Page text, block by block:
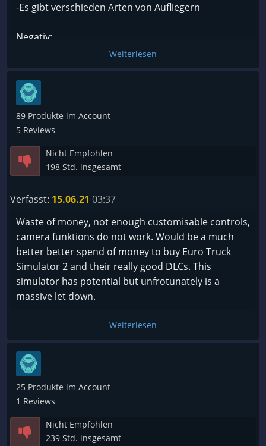
-Es gibt verschieden Arten von Aufliegern
Negativ:
-Simulator wurde mit der Unity Engine gemacht =>
nicht so gute Grafik
-Wenn man dem Truck ein Repaint gibt,
verschwindet es nach einem Neustart des Simulator
vom Truck (BUG?)
-Die Anzahl an Zugmaschinen ist gering
-Zu wenige Städte (Ich würde mir noch ein paar
mehr Hauptstädte wünschen: Saarbrücken,
-schwammige Steuerung bei Tastatur Steuerung
-Man bekommt zu viele Aufträge für eine Strecke
(d.h. es wird irgendwann langweilig, da man 10
Lieferungen auf der gleichen Strecke transportiert
und so zu viel Geld bekommt (wie komisch das auch
klingen mag))
-Das Levelsystem ist unfair :( (Man braucht Level 4
-Keine DLCs
Erkenntnis:
Manche Sachen in diesem Simulator sind eine gute
ergänzung zum ETS2 (Aussteigen,...) jedoch hat man
manchmal das gefühl dass man im Simulator zu frei
ist d.h. man kann sich bei den Aufträgen soviel Zeit
lassen wie man will und man kann dort Rasten wo
Weiterlesen
89 Produkte im Account
5 Reviews
Nicht Empfohlen
198 Std. insgesamt
Verfasst: 15.06.21 03:37
Waste of money, not enough customisable controls,
camera funktions do not work. Would be a much
better better spend of money to buy Euro Truck
Simulator 2 and their really good DLCs. This
simulator has potential but unfrotunately is a
massive let down.
Weiterlesen
25 Produkte im Account
1 Reviews
Nicht Empfohlen
239 Std. insgesamt